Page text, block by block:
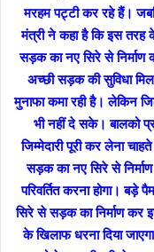
मरहम पट्टी कर रहे हैं।
मंत्री ने कहा है कि इस तरह
सड़क का नए सिरे से
अच्छी सड़क की सुविधा
मुनाफा कमा रही है। लेकिन
भी नहीं दे सके।बालको
जिम्मेदारी पूरी कर लेना
सड़क का नए सिरे से
परिवर्तित करना होगा।
सिरे से सड़क का निर्माण कर
के खिलाफ धरना दिया